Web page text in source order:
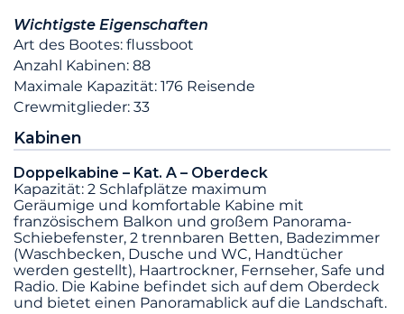
Wichtigste Eigenschaften
Art des Bootes: flussboot
Anzahl Kabinen: 88
Maximale Kapazität: 176 Reisende
Crewmitglieder: 33
Kabinen
Doppelkabine – Kat. A – Oberdeck
Kapazität: 2 Schlafplätze maximum
Geräumige und komfortable Kabine mit
französischem Balkon und großem Panorama-
Schiebefenster, 2 trennbaren Betten, Badezimmer
(Waschbecken, Dusche und WC, Handtücher
werden gestellt), Haartrockner, Fernseher, Safe und
Radio. Die Kabine befindet sich auf dem Oberdeck
und bietet einen Panoramablick auf die Landschaft.